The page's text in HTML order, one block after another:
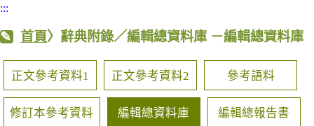
:::
首頁〉辭典附錄／編輯總資料庫 －編輯總資料庫
正文參考資料1 正文參考資料2 參考語料
修訂本參考資料 編輯總資料庫 編輯總報告書